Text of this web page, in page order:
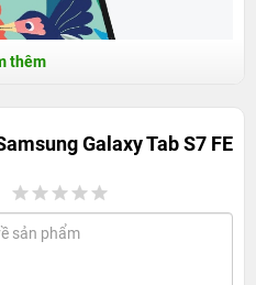
S7 FE với viên pin
thêm
Galaxy Tab S7 FE